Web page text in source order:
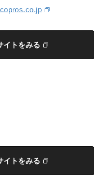
イトをみる
イトをみる